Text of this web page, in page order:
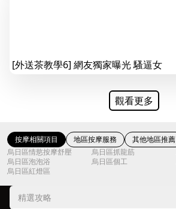
[外送茶教學6] 網友獨家曝光 騷逼女
觀看更多
按摩相關項目 地區按摩服務
其他地區推薦
烏日區情慾按摩舒壓
烏日區抓龍筋
烏日區泡泡浴
烏日區個工
烏日區紅燈區
精選攻略